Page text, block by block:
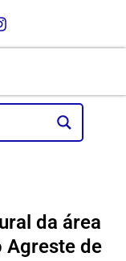
da área
Agreste de